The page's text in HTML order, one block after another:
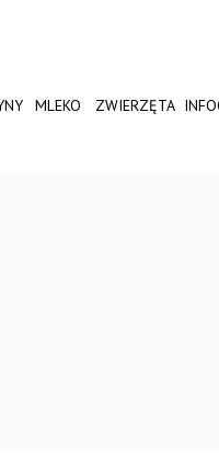
MLEKO ZWIERZĘTA